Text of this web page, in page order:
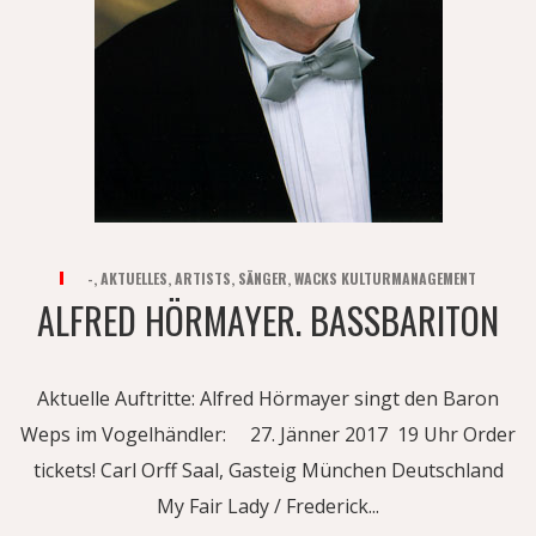
-,AKTUELLES,ARTISTS, SÄNGER,WACKS KULTURMANAGEMENT
ALFRED HÖRMAYER. BASSBARITON
Aktuelle Auftritte: Alfred Hörmayer singt den Baron
Weps im Vogelhändler: 27. Jänner 2017 19 Uhr Order
tickets! Carl Orff Saal, Gasteig München Deutschland
My Fair Lady / Frederick...